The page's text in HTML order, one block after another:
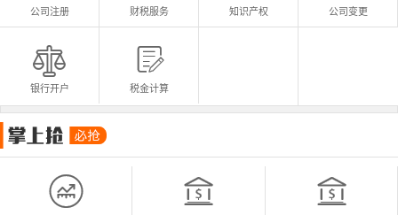
公司注册 财税服务 知识产权 公司变更

银行开户

税金计算
  